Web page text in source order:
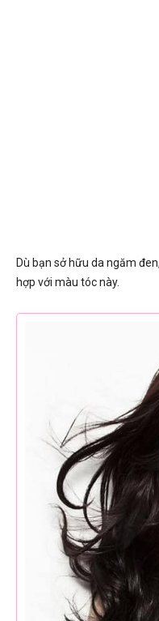
Dù bạn sở hữu da ngăm
hợp với màu tóc này.